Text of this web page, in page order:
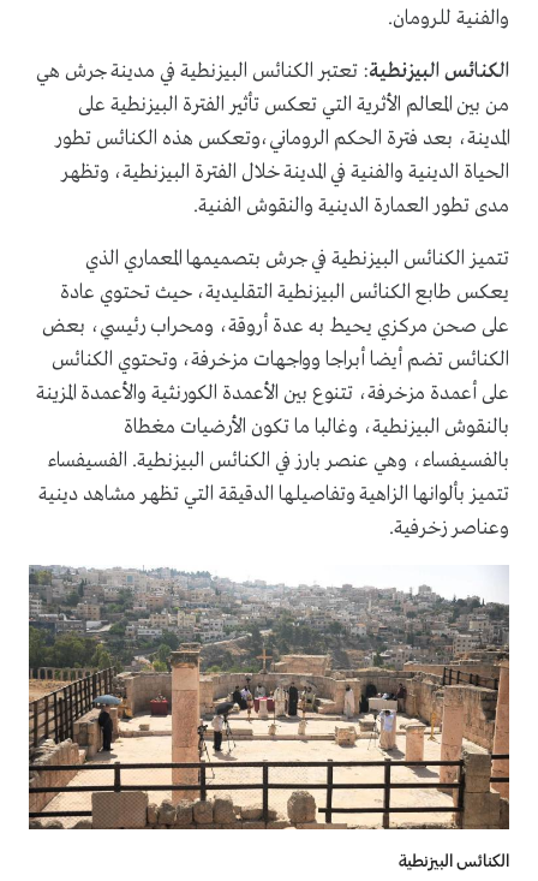
والفنية للرومان.
الكنائس البيزنطية: تعتبر الكنائس البيزنطية في مدينة جرش هي
من بين المعالم الأثرية التي تعكس تأثير الفترة البيزنطية على
المدينة، بعد فترة الحكم الروماني،وتعكس هذه الكنائس تطور
الحياة الدينية والفنية في المدينة خلال الفترة البيزنطية، وتظهر
مدى تطور العمارة الدينية والنقوش الفنية.
تتميز الكنائس البيزنطية في جرش بتصميمها المعماري الذي
يعكس طابع الكنائس البيزنطية التقليدية، حيث تحتوي عادة
على صحن مركزي يحيط به عدة أروقة، ومحراب رئيسي، بعض
الكنائس تضم أيضا أبراجا وواجهات مزخرفة، وتحتوي الكنائس
على أعمدة مزخرفة، تتنوع بين الأعمدة الكورنثية والأعمدة المزينة
بالنقوش البيزنطية، وغالبا ما تكون الأرضيات مغطاة
بالفسيفساء، وهي عنصر بارز في الكنائس البيزنطية. الفسيفساء
تتميز بألوانها الزاهية وتفاصيلها الدقيقة التي تظهر مشاهد دينية
وعناصر زخرفية.
الكنائس البيزنطية